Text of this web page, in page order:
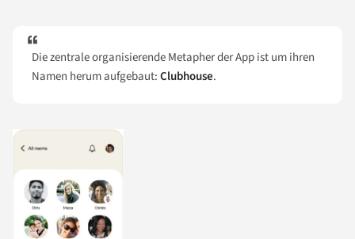
Die zentrale organisierende Metapher der App ist um ihren
Namen herum aufgebaut:Clubhouse.